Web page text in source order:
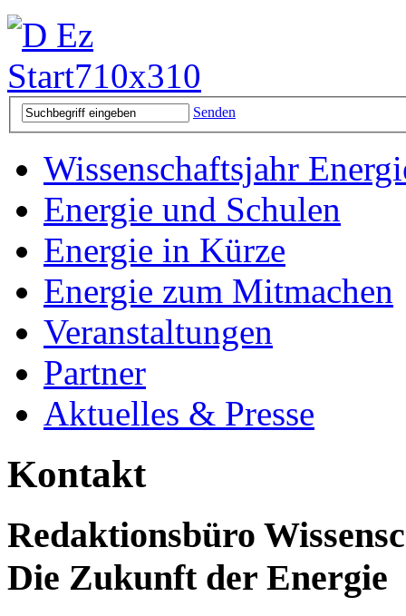
Senden
Wissenschaftsjahr
Energie und Schulen
Energie in Kürze
Energie zum Mitmachen
Veranstaltungen
Partner
Aktuelles & Presse
Kontakt
Redaktionsbüro
Die Zukunft der Energie